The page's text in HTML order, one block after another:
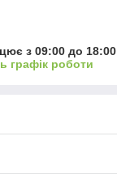
з 09:00 до 18:00
графік роботи